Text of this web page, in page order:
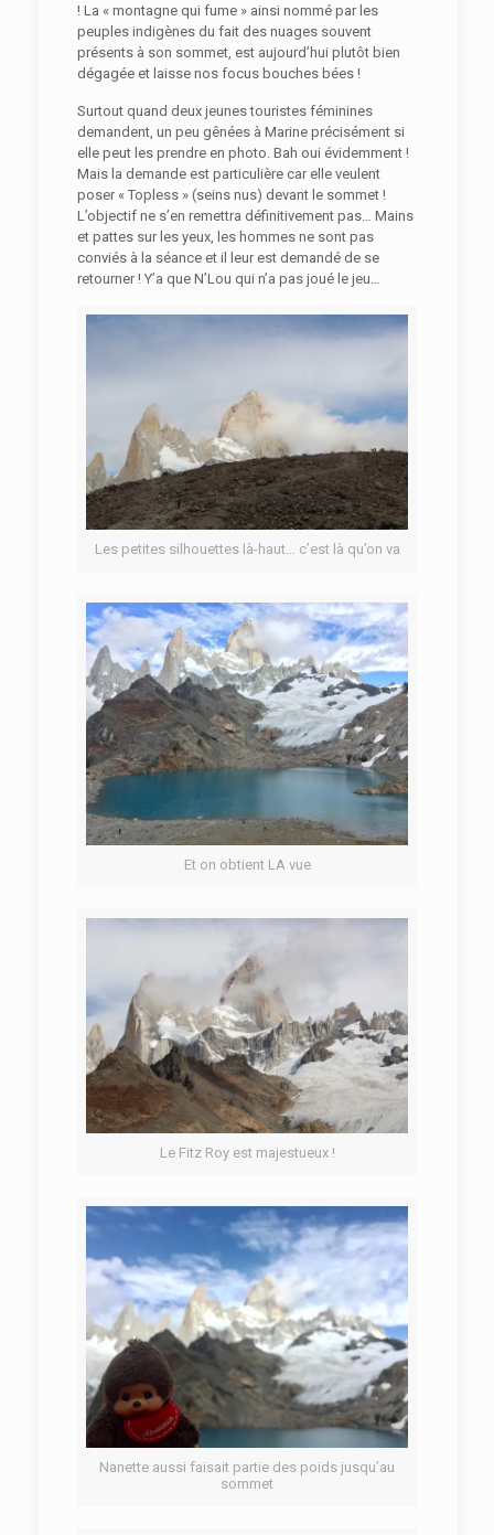
! La « montagne qui fume » ainsi nommé par les
peuples indigènes du fait des nuages souvent
présents à son sommet, est aujourd’hui plutôt bien
dégagée et laisse nos focus bouches bées !
Surtout quand deux jeunes touristes féminines
demandent, un peu gênées à Marine précisément si
elle peut les prendre en photo. Bah oui évidemment !
Mais la demande est particulière car elle veulent
poser « Topless » (seins nus) devant le sommet !
L’objectif ne s’en remettra définitivement pas… Mains
et pattes sur les yeux, les hommes ne sont pas
conviés à la séance et il leur est demandé de se
retourner ! Y’a que N’Lou qui n’a pas joué le jeu…
Les petites silhouettes là-haut… c’est là qu’on va
Et on obtient LA vue
Le Fitz Roy est majestueux !
Nanette aussi faisait partie des poids jusqu’au
sommet